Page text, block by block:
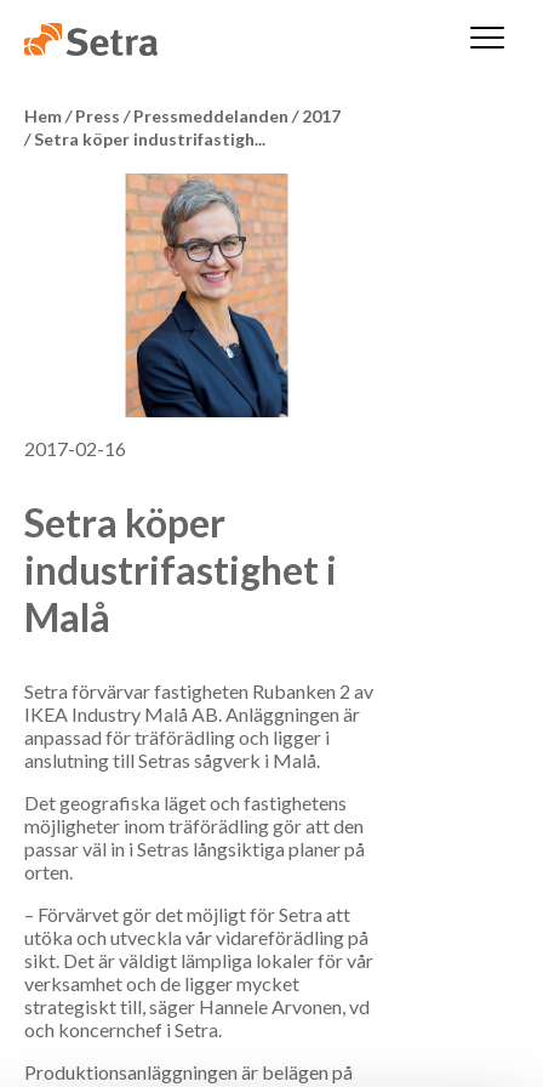
Hem/ Press / Pressmeddelanden / 2017
/Setra köper industrifastigh...
2017-02-16
Setra köper
industrifastighet i
Malå
Setra förvärvar fastigheten Rubanken 2 av
IKEA Industry Malå AB. Anläggningen är
anpassad för träförädling och ligger i
anslutning till Setras sågverk i Malå.
Det geografiska läget och fastighetens
möjligheter inom träförädling gör att den
passar väl in i Setras långsiktiga planer på
orten.
– Förvärvet gör det möjligt för Setra att
utöka och utveckla vår vidareförädling på
sikt. Det är väldigt lämpliga lokaler för vår
verksamhet och de ligger mycket
strategiskt till, säger Hannele Arvonen, vd
och koncernchef i Setra.
Produktionsanläggningen är belägen på